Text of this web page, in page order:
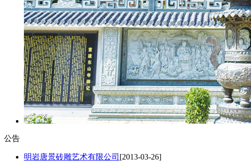
公告
明岩唐景砖雕艺术有限公司 [2013-03-26]